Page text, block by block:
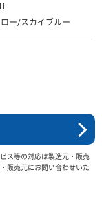
ー/スカイブルー
ス等の対応は製造元・販売
販売元にお問い合わせいた